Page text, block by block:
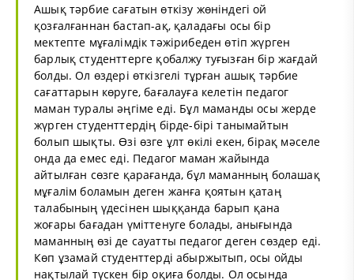
Ашық тәрбие сағатын өткізу жөніндегі ой
қозғалғаннан бастап-ақ, қаладағы осы бір
мектепте мұғалімдік тәжірибеден өтіп жүрген
барлық студенттерге қобалжу туғызған бір жағдай
болды. Ол өздері өткізгелі тұрған ашық тәрбие
сағаттарын көруге, бағалауға келетін педагог
маман туралы әңгіме еді. Бұл маманды осы жерде
жүрген студенттердің бірде-бірі танымайтын
болып шықты. Өзі өзге ұлт өкілі екен, бірақ мәселе
онда да емес еді. Педагог маман жайында
айтылған сөзге қарағанда, бұл маманның болашақ
мұғалім боламын деген жанға қоятын қатаң
талабының үдесінен шыққанда барып қана
жоғары бағадан үміттенуге болады, анығында
маманның өзі де сауатты педагог деген сөздер еді.
Көп ұзамай студенттерді абыржытып, осы ойды
нақтылай түскен бір оқиға болды. Ол осында